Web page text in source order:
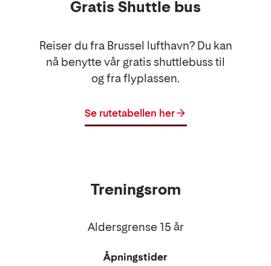
Gratis Shuttle bus
Reiser du fra Brussel lufthavn? Du kan
nå benytte vår gratis shuttlebuss til
og fra flyplassen.
Se rutetabellen her
Treningsrom
Aldersgrense 15 år
Åpningstider